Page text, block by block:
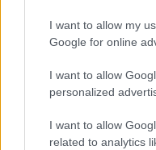
I want to allow my
Google for online
I want to allow
personalized
I want to allow
related to analytics